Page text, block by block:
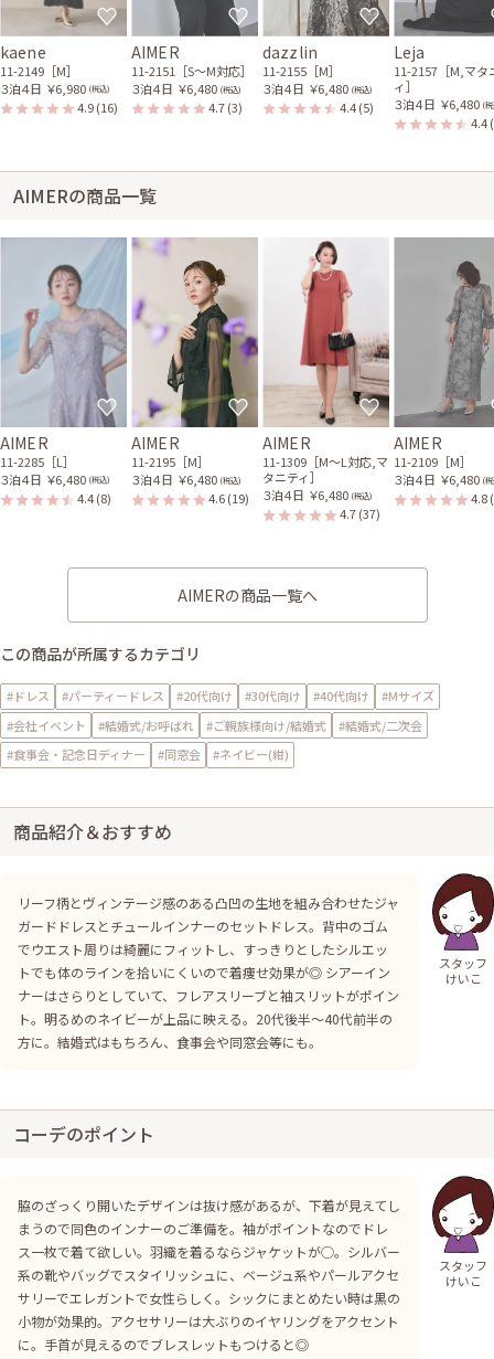
kaene
11-2149［M］
３泊４日 ￥6,980 (税込)
4.9(16)
AIMER
11-2151［S〜M対応］
３泊４日 ￥6,480 (税込)
4.7(3)
dazzlin
11-2155［M］
３泊４日 ￥6,480 (税込)
4.4(5)
Leja
11-2157［M,マタ
ィ］
３泊４日 ￥6,480 (
4.4
AIMERの商品一覧
AIMER
11-2285［L］
３泊４日 ￥6,480 (税込)
4.4(8)
AIMER
11-2195［M］
３泊４日 ￥6,480 (税込)
4.6(19)
AIMER
11-1309［M〜L対応,マ
タニティ］
３泊４日 ￥6,480 (税込)
4.7(37)
AIMER
11-2109［M］
３泊４日 ￥6,480 (
4.8
AIMERの商品一覧へ
この商品が所属するカテゴリ
#ドレス #パーティードレス #20代向け #30代向け #40代向け
#Mサイズ
#会社イベント
#結婚式/お呼ばれ #ご親族様向け/結婚式
#結婚式/二次会
#食事会・記念日ディナー
#同窓会 #ネイビー(紺)
商品紹介＆おすすめ
リーフ柄とヴィンテージ感のある凸凹の生地を組み合わせたジャ
ガードドレスとチュールインナーのセットドレス。背中のゴム
でウエスト周りは綺麗にフィットし、すっきりとしたシルエッ
トでも体のラインを拾いにくいので着痩せ効果が◎ シアーイン
ナーはさらりとしていて、フレアスリーブと袖スリットがポイン
ト。明るめのネイビーが上品に映える。20代後半〜40代前半の
方に。結婚式はもちろん、食事会や同窓会等にも。
スタッフ
けいこ
コーデのポイント
脇のざっくり開いたデザインは抜け感があるが、下着が見えてし
まうので同色のインナーのご準備を。袖がポイントなのでドレ
ス一枚で着て欲しい。羽織を着るならジャケットが◯。シルバー
系の靴やバッグでスタイリッシュに、ベージュ系やパールアクセ
サリーでエレガントで女性らしく。シックにまとめたい時は黒の
小物が効果的。アクセサリーは大ぶりのイヤリングをアクセント
に。手首が見えるのでブレスレットもつけると◎
スタッフ
けいこ